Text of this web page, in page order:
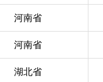
河南省
河南省
湖北省